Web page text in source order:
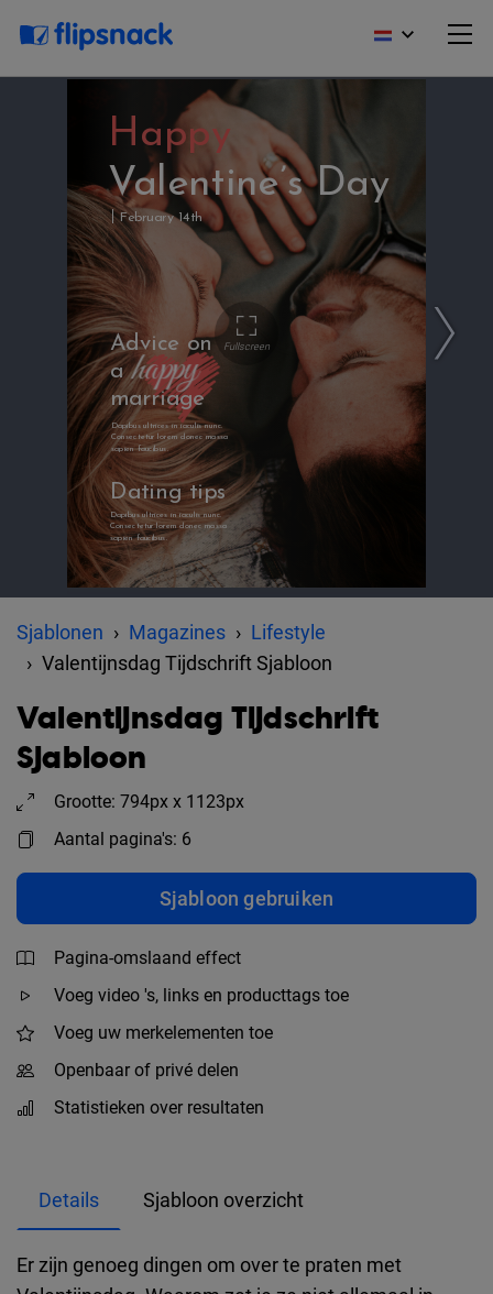
Sjablonen Magazines
Lifestyle
Valentijnsdag Tijdschrift Sjabloon
Valentijnsdag Tijdschrift
Sjabloon
Grootte: 794px x 1123px
Aantal pagina's: 6
Sjabloon gebruiken
Pagina-omslaand effect
Voeg video 's, links en producttags toe
Voeg uw merkelementen toe
Openbaar of privé delen
Statistieken over resultaten
Details Sjabloon overzicht
Er zijn genoeg dingen om over te praten met